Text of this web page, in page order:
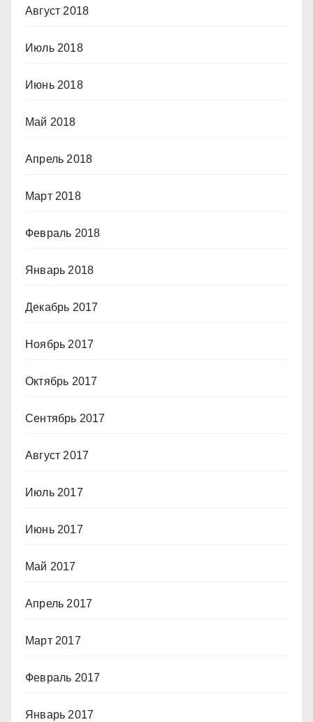
Август 2018
Июль 2018
Июнь 2018
Май 2018
Апрель 2018
Март 2018
Февраль 2018
Январь 2018
Декабрь 2017
Ноябрь 2017
Октябрь 2017
Сентябрь 2017
Август 2017
Июль 2017
Июнь 2017
Май 2017
Апрель 2017
Март 2017
Февраль 2017
Январь 2017